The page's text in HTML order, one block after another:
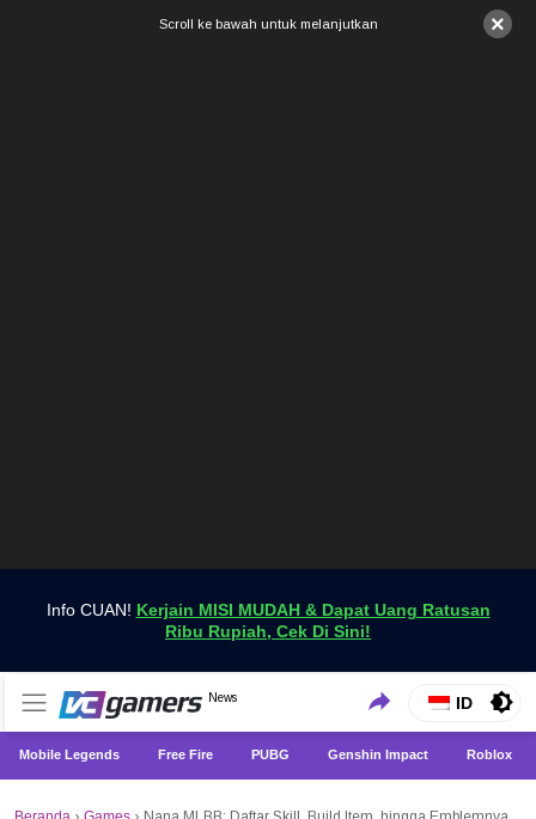
×
Scroll ke bawah untuk melanjutkan
Info CUAN! Kerjain MISI MUDAH & Dapat Uang Ratusan
Ribu Rupiah, Cek Di Sini!
VCGamers News
News
Dapatkan Berita Games Terbaru Hanya di VCGamers
ID
Mobile Legends Free Fire PUBG Genshin Impact Roblox